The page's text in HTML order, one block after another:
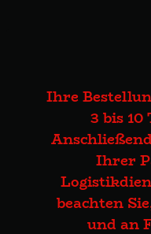
Ihre
3 bis
Ihrer
beachten
und an